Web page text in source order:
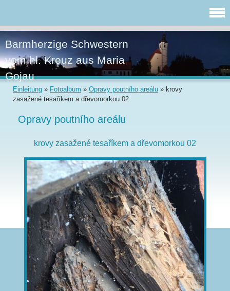
Barmherzige Schwestern
vom hl. Kreuz aus Maria
Gojau
Einleitung » Fotoalbum » Opravy poutního areálu » krovy
zasažené tesaříkem a dřevomorkou 02
Opravy poutního areálu
krovy zasažené tesaříkem a dřevomorkou 02